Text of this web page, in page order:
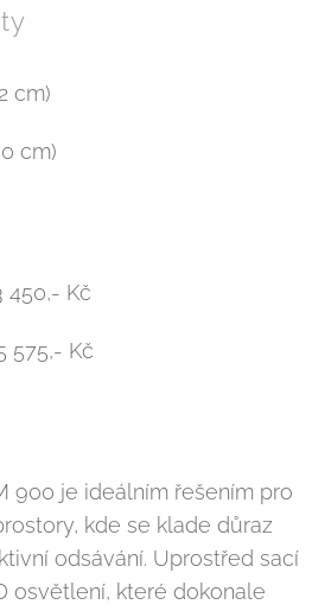
cm)
cm)
450,- Kč
575,- Kč
900 je ideálním řešením pro
kde se klade důraz
odsávání. Uprostřed sací
osvětlení, které dokonale